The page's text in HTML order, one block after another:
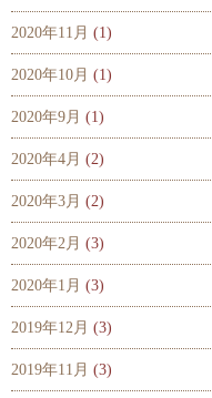
2020年11月 (1)
2020年10月 (1)
2020年9月 (1)
2020年4月 (2)
2020年3月 (2)
2020年2月 (3)
2020年1月 (3)
2019年12月 (3)
2019年11月 (3)